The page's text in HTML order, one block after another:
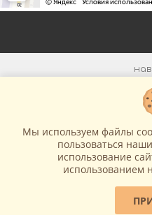
ИНФОРМАЦИЯ
МЫ В СЕТИ
Мы используем файлы
пользоваться
использование
использованием